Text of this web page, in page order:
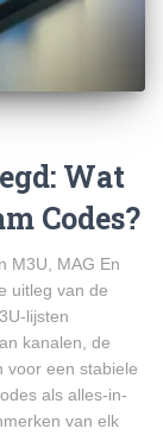
Wat
Codes?
M3U, MAG En
uitleg van de
lijsten
kanalen, de
voor een stabiele
als alles-in-
van elk